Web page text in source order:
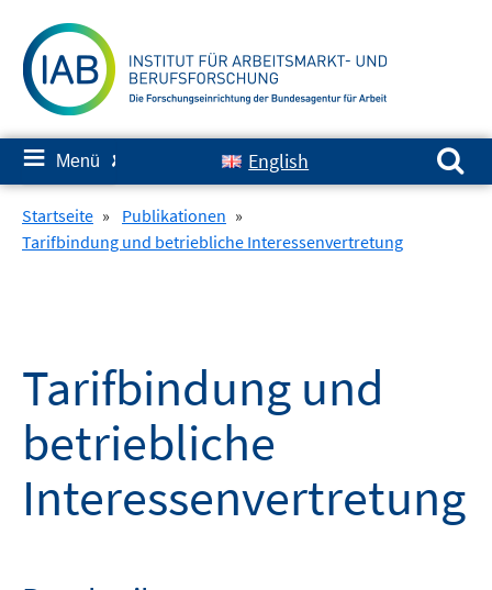
zum
Inhalt
≡ Menü ✘ English
Suchen nach:
Startseite » Publikationen »
Tarifbindung und betriebliche Interessenvertretung
Tarifbindung und
betriebliche
Interessenvertretung